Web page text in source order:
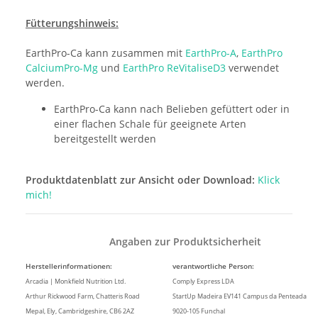
Fütterungshinweis:
EarthPro-Ca kann zusammen mit EarthPro-A, EarthPro
CalciumPro-Mg und EarthPro ReVitaliseD3 verwendet
werden.
EarthPro-Ca kann nach Belieben gefüttert oder in
einer flachen Schale für geeignete Arten
bereitgestellt werden
Produktdatenblatt zur Ansicht oder Download: Klick
mich!
Angaben zur Produktsicherheit
Herstellerinformationen: verantwortliche Person:
Arcadia | Monkfield Nutrition Ltd.
Comply Express LDA
Arthur Rickwood Farm, Chatteris Road
StartUp Madeira EV141 Campus da Penteada
Mepal, Ely, Cambridgeshire, CB6 2AZ
9020-105 Funchal